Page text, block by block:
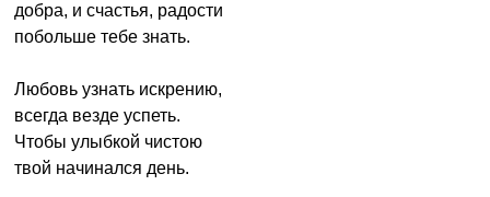
добра, и счастья, радости
побольше тебе знать.
Любовь узнать искрению,
всегда везде успеть.
Чтобы улыбкой чистою
твой начинался день.